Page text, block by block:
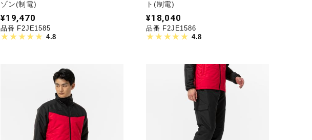
ゾン(制電)
¥19,470
品番 F2JE1585
4.8
ト(制電)
¥18,040
品番 F2JE1586
4.8